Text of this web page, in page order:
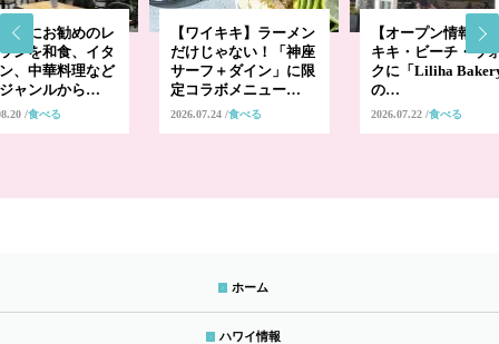
プにお勧めのレ
ンを和食、イタ
、中華料理など
ャンルから…
食べる
【ワイキキ】ラーメン
だけじゃない！「神座
サーフ＋ダイン」に限
定コラボメニュー…
2026.07.24 食べる
【オープン情報】
キキ・ビーチ・ウ
クに「Liliha
の…
2026.07.22 食べる
ホーム
ハワイ情報